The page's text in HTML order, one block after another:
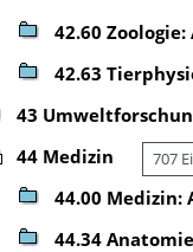
42.60
42.63
43
44 Medizin 707
44.00 Medizin:
44.34 Anatomie